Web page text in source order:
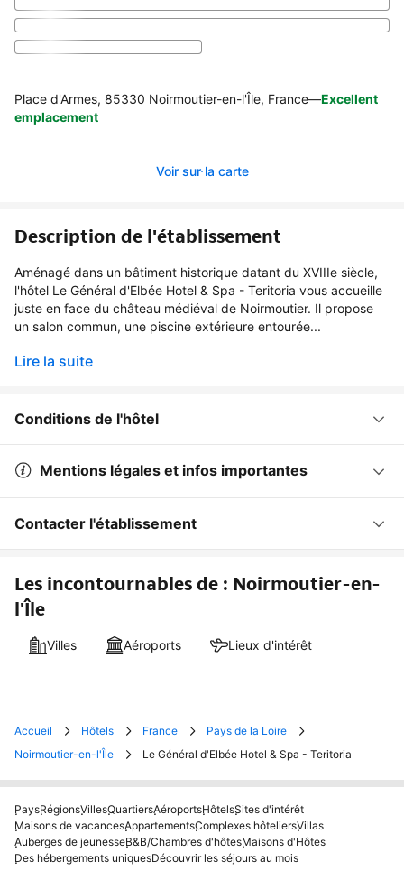
Place d'Armes, 85330 Noirmoutier-en-l'Île, France—Excellent
emplacement
Voir sur la carte
Description de l'établissement
Aménagé dans un bâtiment historique datant du XVIIIe siècle,
l'hôtel Le Général d'Elbée Hotel & Spa - Teritoria vous accueille
juste en face du château médiéval de Noirmoutier. Il propose
un salon commun, une piscine extérieure entourée...
Lire la suite
Conditions de l'hôtel
Mentions légales et infos importantes
Contacter l'établissement
Les incontournables de : Noirmoutier-en-
l'Île
Villes Aéroports Lieux d'intérêt
Accueil Hôtels France
Pays de la Loire
Noirmoutier-en-l'Île
Le Général d'Elbée Hotel & Spa - Teritoria
PaysRégionsVillesQuartiersAéroportsHôtelsSites d'intérêt
Maisons de vacancesAppartementsComplexes hôteliersVillas
Auberges de jeunesseB&B/Chambres d'hôtesMaisons d'Hôtes
Des hébergements uniquesDécouvrir les séjours au mois